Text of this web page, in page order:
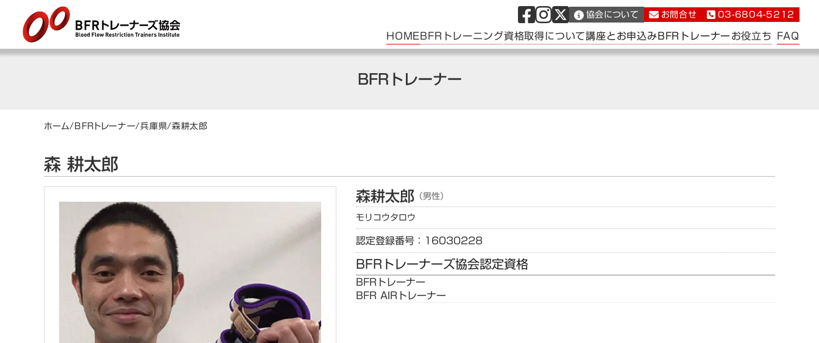
協会について お問合せ 03-6804-5212
HOMEBFRトレーニング資格取得について講座とお申込みBFRトレーナーお役立ち FAQ
BFRトレーナー
ホーム/BFRトレーナー/兵庫県/森耕太郎
森 耕太郎
森耕太郎 （男性）
モリコウタロウ
認定登録番号：16030228
BFRトレーナーズ協会認定資格
BFRトレーナー
BFR AIRトレーナー